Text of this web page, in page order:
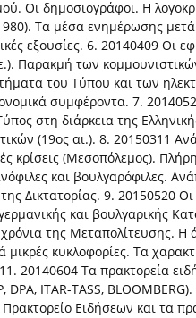
Οι δημοσιογράφοι. Η
Τα μέσα ενημέρωσης
εξουσίες. 6. 20140409 Οι
Παρακμή των
του Τύπου και των
συμφέροντα. 7.
στη διάρκεια της
(19ος αι.). 8. 20150311
κρίσεις (Μεσοπόλεμος).
και βουλγαρόφιλες.
Δικτατορίας. 9. 20150520
και βουλγαρικής
της Μεταπολίτευσης.
μικρές κυκλοφορίες. Τα
20140604 Τα πρακτορεία
DPA, ITAR-TASS,
Ειδήσεων και τα